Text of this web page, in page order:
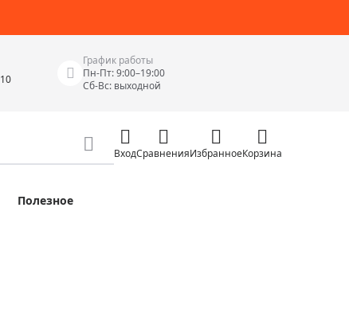
График работы
Пн-Пт: 9:00–19:00
Сб-Вс: выходной
Измерительные инструменты
ВходСравненияИзбранноеКорзина
Полезное